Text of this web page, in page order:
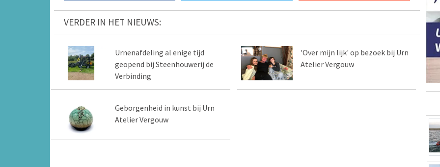
VERDER IN HET NIEUWS:
Urnenafdeling al enige tijd
geopend bij Steenhouwerij de
Verbinding
'Over mijn lijk' op bezoek bij Urn
Atelier Vergouw
Geborgenheid in kunst bij Urn
Atelier Vergouw